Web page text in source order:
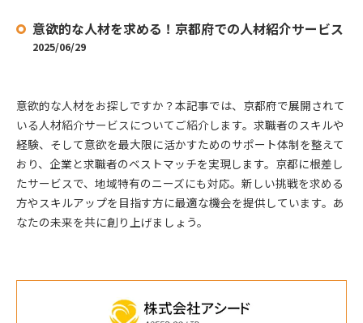
意欲的な人材を求める！京都府での人材紹介サービス
2025/06/29
意欲的な人材をお探しですか？本記事では、京都府で展開されて
いる人材紹介サービスについてご紹介します。求職者のスキルや
経験、そして意欲を最大限に活かすためのサポート体制を整えて
おり、企業と求職者のベストマッチを実現します。京都に根差し
たサービスで、地域特有のニーズにも対応。新しい挑戦を求める
方やスキルアップを目指す方に最適な機会を提供しています。あ
なたの未来を共に創り上げましょう。